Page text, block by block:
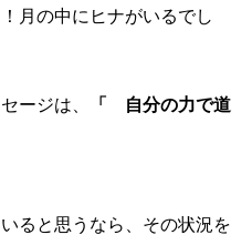
月の中にヒナがいるでし
ージは、
「 自分の力で道
ると思うなら、その状況を